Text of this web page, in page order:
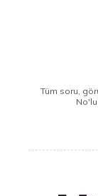
Tüm soru,